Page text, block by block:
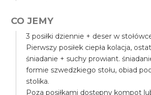
CO JEMY
3 posiłki dziennie + deser w
Pierwszy posiłek ciepła kolacja,
śniadanie + suchy prowiant.
formie szwedzkiego stołu, obiad
stolika.
Poza posiłkami dostępny kompot